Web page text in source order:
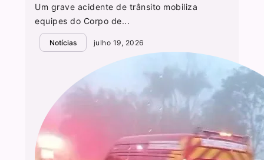
Um grave acidente de trânsito mobiliza
equipes do Corpo de...
Notícias julho 19, 2026